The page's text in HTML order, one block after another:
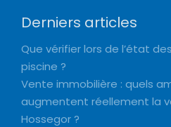
Derniers articles
Que vérifier lors de l’état
piscine ?
Vente immobilière : quels
augmentent réellement la
Hossegor ?